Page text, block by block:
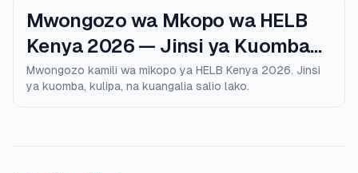
Mwongozo wa Mkopo wa HELB
Kenya 2026 — Jinsi ya Kuomba
na Kulipa
Mwongozo kamili wa mikopo ya HELB Kenya 2026. Jinsi
ya kuomba, kulipa, na kuangalia salio lako.